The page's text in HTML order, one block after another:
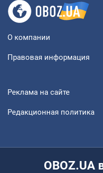
О компании
Правовая информация
Реклама на сайте
Редакционная политика
OBOZ.UA